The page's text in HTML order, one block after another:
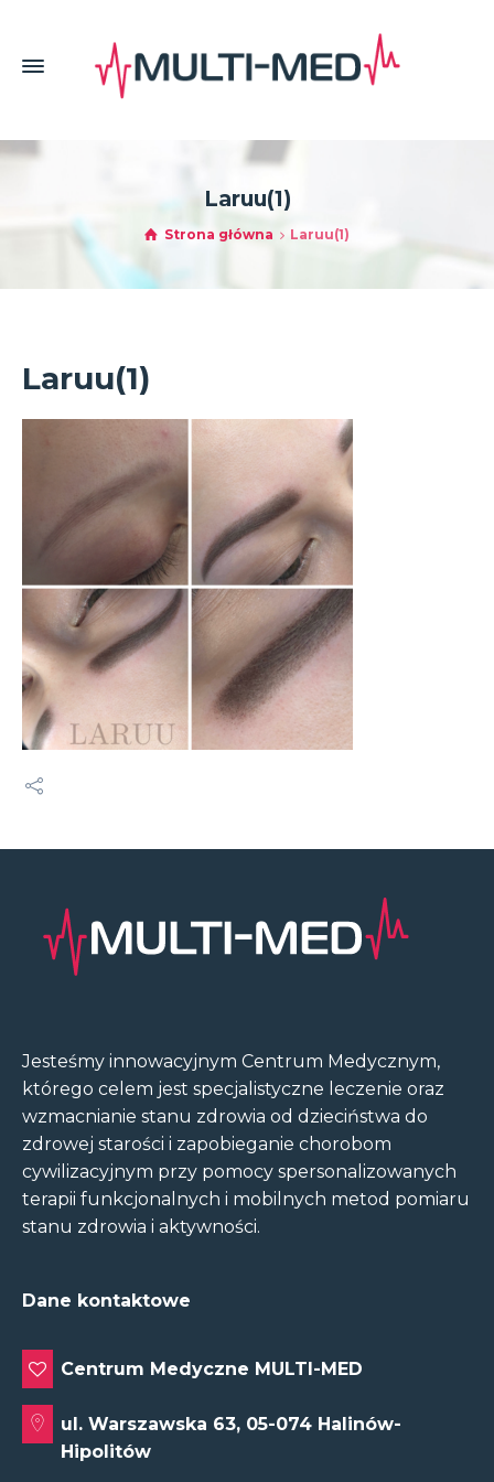
Laruu(1)
Strona główna Laruu(1)
Laruu(1)
Jesteśmy innowacyjnym Centrum Medycznym,
którego celem jest specjalistyczne leczenie oraz
wzmacnianie stanu zdrowia od dzieciństwa do
zdrowej starości i zapobieganie chorobom
cywilizacyjnym przy pomocy spersonalizowanych
terapii funkcjonalnych i mobilnych metod pomiaru
stanu zdrowia i aktywności.
Dane kontaktowe
Centrum Medyczne MULTI-MED
ul. Warszawska 63, 05-074 Halinów-
Hipolitów